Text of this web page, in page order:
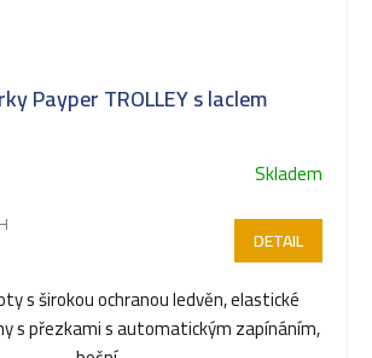
Payper TROLLEY s laclem
Skladem
DETAIL
s širokou ochranou ledvěn, elastické
s přezkami s automatickým zapínáním,